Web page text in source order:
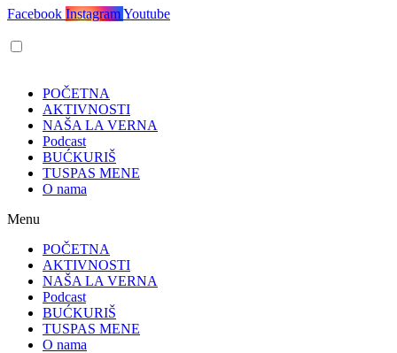
Facebook InstagramYoutube
POČETNA
AKTIVNOSTI
NAŠA LA VERNA
Podcast
BUĆKURIŠ
TUSPAS MENE
O nama
Menu
POČETNA
AKTIVNOSTI
NAŠA LA VERNA
Podcast
BUĆKURIŠ
TUSPAS MENE
O nama